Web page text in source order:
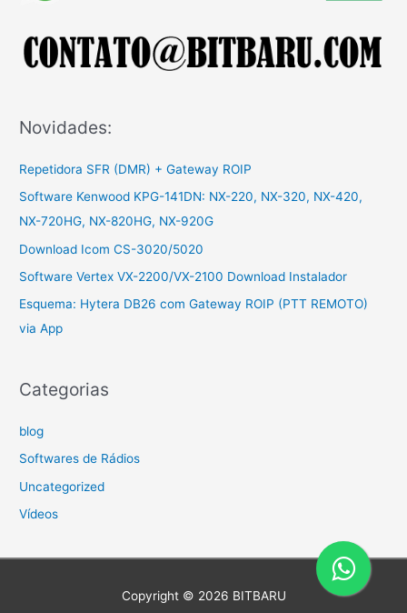
p
o
Novidades:
Repetidora SFR (DMR) + Gateway ROIP
Software Kenwood KPG-141DN: NX-220, NX-320, NX-420,
NX-720HG, NX-820HG, NX-920G
Download Icom CS-3020/5020
Software Vertex VX-2200/VX-2100 Download Instalador
Esquema: Hytera DB26 com Gateway ROIP (PTT REMOTO)
via App
Categorias
blog
Softwares de Rádios
Uncategorized
Vídeos
Copyright © 2026 BITBARU